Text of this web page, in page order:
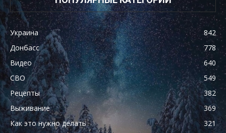
Украина
842
Донбасс
778
Видео
640
СВО
549
Рецепты
382
Выживание
369
Как это нужно делать
321